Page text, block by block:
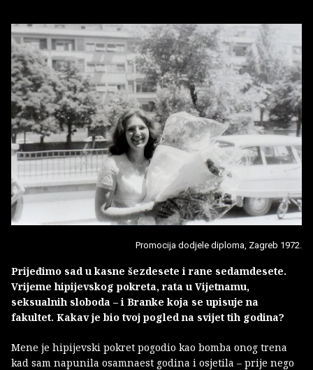
Promocija dodjele diploma, Zagreb 1972.
Prijeđimo sad u kasne šezdesete i rane sedamdesete.
Vrijeme hipijevskog pokreta, rata u Vijetnamu,
seksualnih sloboda – i Branke koja se upisuje na
fakultet. Kakav je bio tvoj pogled na svijet tih godina?
Mene je hipijevski pokret pogodio kao bomba onog trena
kad sam napunila osamnaest godina i osjetila – prije nego